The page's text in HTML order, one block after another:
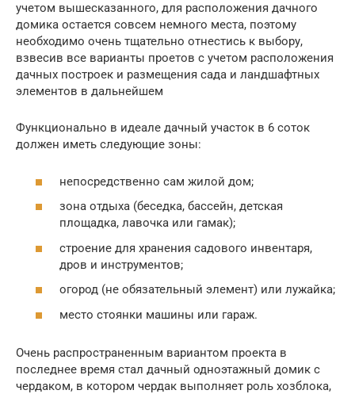
учетом вышесказанного, для расположения дачного
домика остается совсем немного места, поэтому
необходимо очень тщательно отнестись к выбору,
взвесив все варианты проетов с учетом расположения
дачных построек и размещения сада и ландшафтных
элементов в дальнейшем
Функционально в идеале дачный участок в 6 соток
должен иметь следующие зоны:
непосредственно сам жилой дом;
зона отдыха (беседка, бассейн, детская
площадка, лавочка или гамак);
строение для хранения садового инвентаря,
дров и инструментов;
огород (не обязательный элемент) или лужайка;
место стоянки машины или гараж.
Очень распространенным вариантом проекта в
последнее время стал дачный одноэтажный домик с
чердаком, в котором чердак выполняет роль хозблока,